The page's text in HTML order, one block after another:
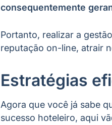
consequentemente
Portanto, realizar a
reputação on-line, atrair
Estratégias
Agora que você já sabe
sucesso hoteleiro, aqui